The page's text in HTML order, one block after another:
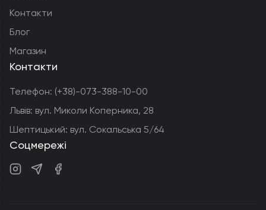
Контакти
Блог
Магазин
Контакти
Телефон: (+38)-073-388-10-00
Львів: вул. Миколи Коперника, 28
Шептицький: вул. Сокальська 5/64
Соцмережі